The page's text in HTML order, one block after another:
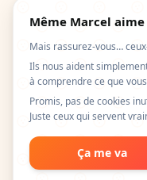
Même Marcel
Mais rassurez-vous…
Ils nous aident
à comprendre ce que
Promis, pas de cookies
Juste ceux qui servent
Ça me va
Pros & Groupes
© 2026 City
Gérer mes